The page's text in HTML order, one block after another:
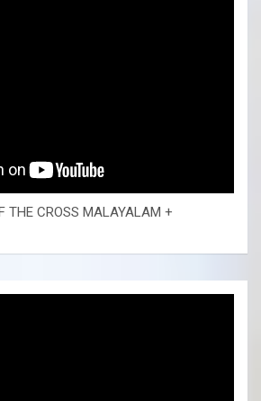
THE CROSS MALAYALAM +